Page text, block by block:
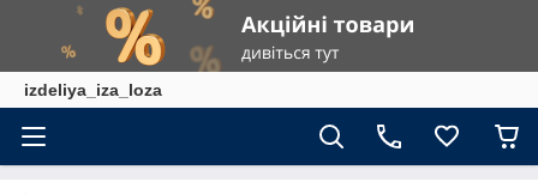
izdeliya_iza_loza